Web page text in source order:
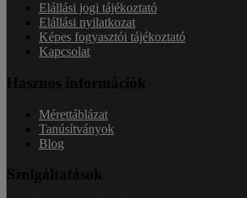
Elállási jogi tájékoztató
Elállási nyilatkozat
Képes fogyasztói tájékoztató
Kapcsolat
Hasznos információk
Mérettáblázat
Tanúsítványok
Blog
Szolgáltatások